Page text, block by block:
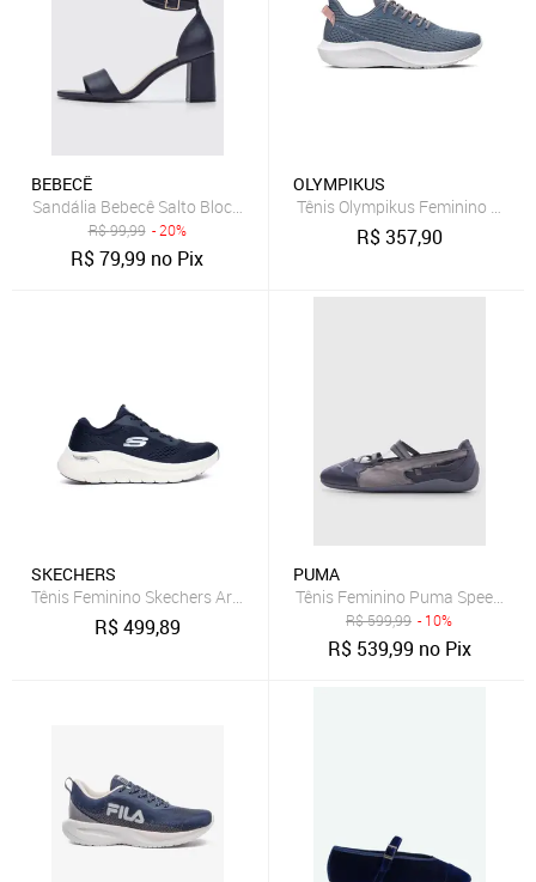
BEBECÊ
Sandália Bebecê Salto Bloco Média Azul Marinho
R$99,99 - 20%
R$79,99 no Pix
OLYMPIKUS
Tênis Olympikus Feminino Rua
R$357,90
SKECHERS
Tênis Feminino Skechers Arch Fit 2.0 Impacto Marinho/Branco
R$499,89
PUMA
Tênis Feminino Puma Speedcat
R$599,99 - 10%
R$ 539,99 no Pix